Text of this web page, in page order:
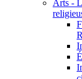
Arts -